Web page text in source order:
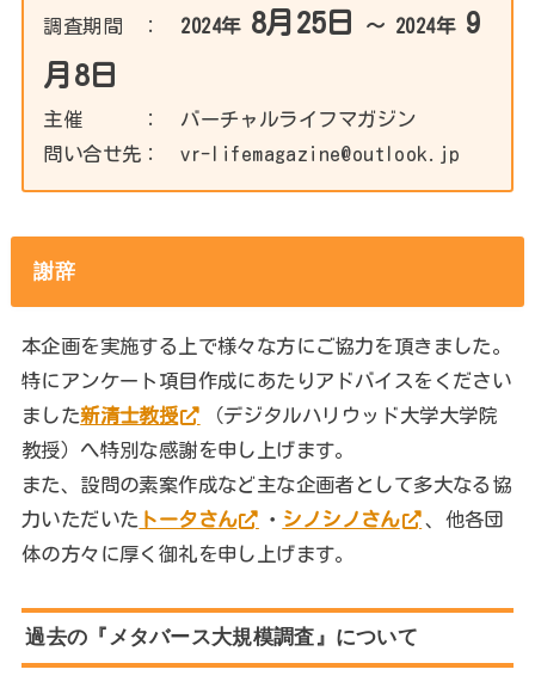
調査期間 ： 2024年 8月25日 ～ 2024年 9
月8日
主催 ： バーチャルライフマガジン
問い合せ先： vr-lifemagazine@outlook.jp
謝辞
本企画を実施する上で様々な方にご協力を頂きました。
特にアンケート項目作成にあたりアドバイスをください
ました新清士教授
（デジタルハリウッド大学大学院
教授）へ特別な感謝を申し上げます。
また、設問の素案作成など主な企画者として多大なる協
力いただいた トータさん ・ シノシノさん
、他各団
体の方々に厚く御礼を申し上げます。
過去の『メタバース大規模調査』について